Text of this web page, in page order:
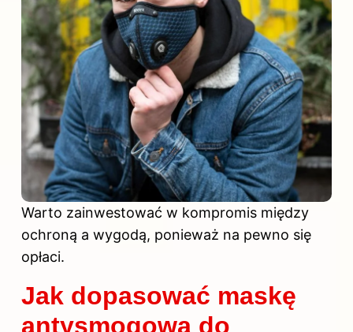
Warto zainwestować w kompromis między
ochroną a wygodą, ponieważ na pewno się
opłaci.
Jak dopasować maskę
antysmogową do